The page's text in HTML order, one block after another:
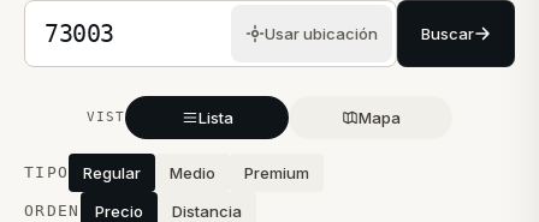
Código postal de 5 dígitos
Usar ubicación Buscar
VISTA Lista Mapa
Estaciones cercanas
TIPO Regular Medio Premium
ORDEN Precio Distancia